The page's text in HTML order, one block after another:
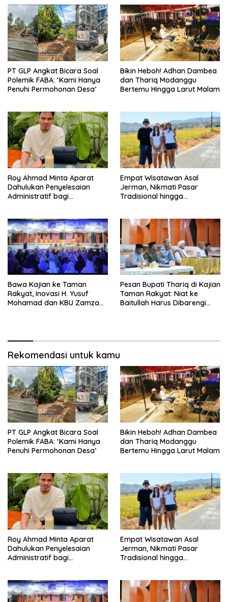
PT GLP Angkat Bicara Soal
Polemik FABA: ‘Kami Hanya
Penuhi Permohonan Desa’
Bikin Heboh! Adhan Dambea
dan Thariq Modanggu
Bertemu Hingga Larut Malam
Roy Ahmad Minta Aparat
Dahulukan Penyelesaian
Administratif bagi
Empat Wisatawan Asal
Jerman, Nikmati Pasar
Tradisional hingga
Bawa Kajian ke Taman
Rakyat, Inovasi H. Yusuf
Mohamad dan KBU Zamzam
Pesan Bupati Thariq di Kajian
Taman Rakyat: Niat ke
Baitullah Harus Dibarengi
Rekomendasi untuk kamu
PT GLP Angkat Bicara Soal
Polemik FABA: ‘Kami Hanya
Penuhi Permohonan Desa’
Bikin Heboh! Adhan Dambea
dan Thariq Modanggu
Bertemu Hingga Larut Malam
Roy Ahmad Minta Aparat
Dahulukan Penyelesaian
Administratif bagi
Empat Wisatawan Asal
Jerman, Nikmati Pasar
Tradisional hingga